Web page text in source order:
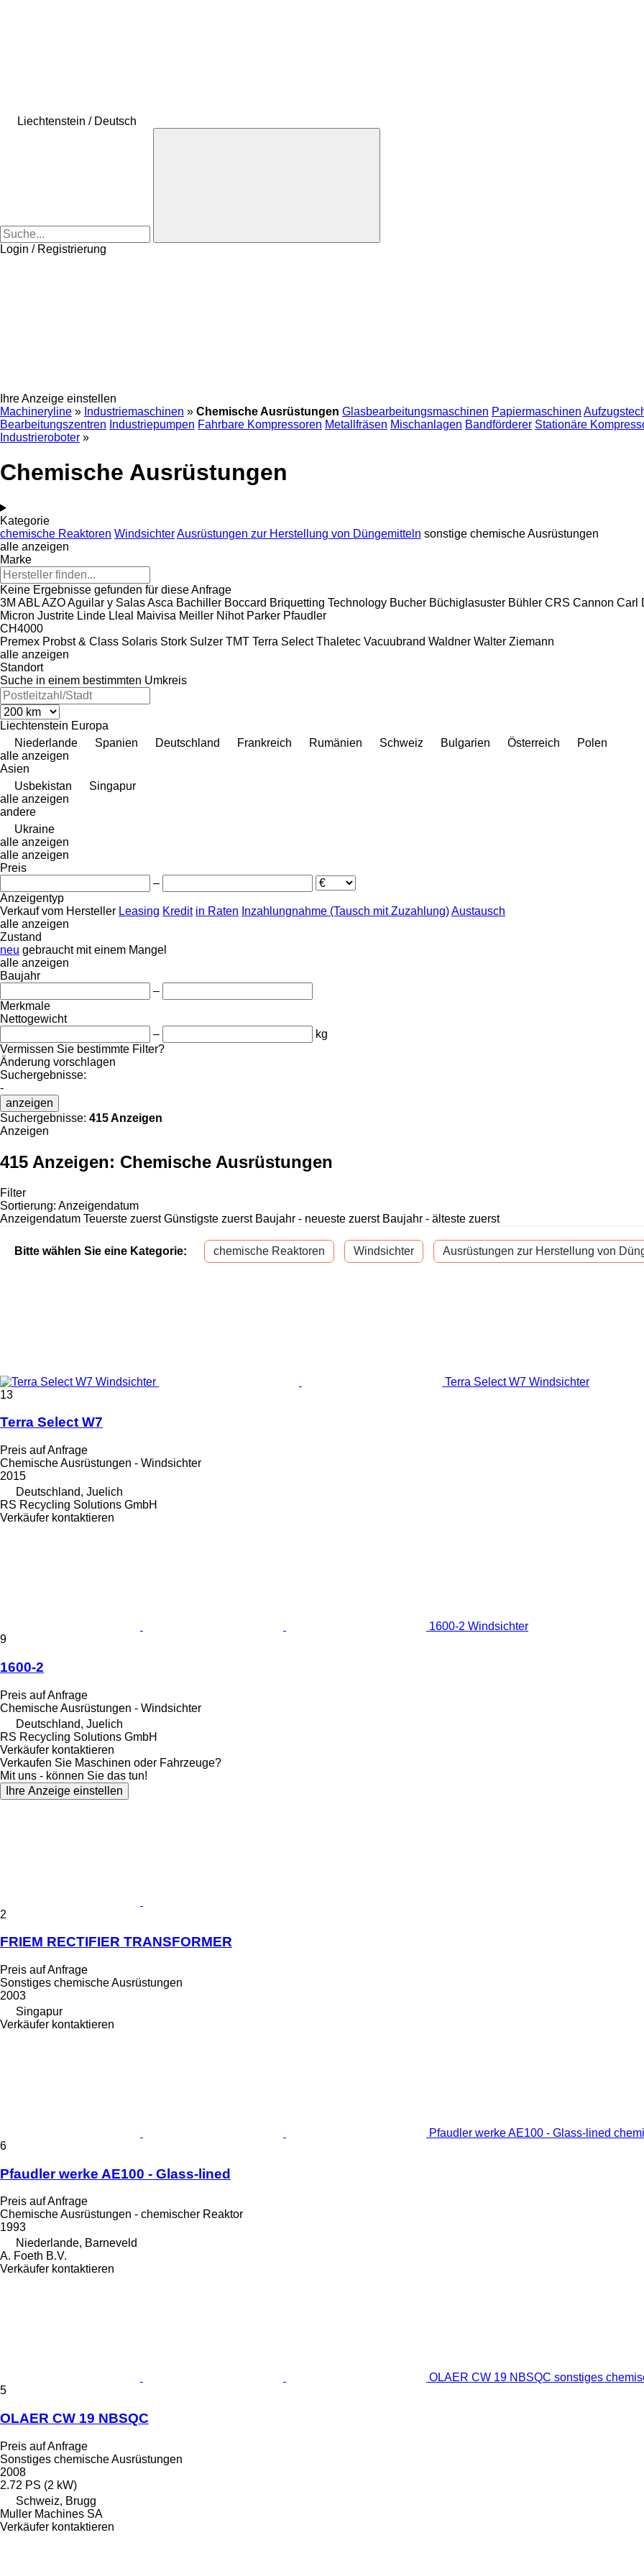
Liechtenstein / Deutsch
Login / Registrierung
Ihre Anzeige einstellen
Machineryline » Industriemaschinen » Chemische Ausrüstungen Glasbearbeitungsmaschinen Papiermaschinen
Bearbeitungszentren Industriepumpen Fahrbare Kompressoren Metallfräsen Mischanlagen Bandförderer Stationäre
Industrieroboter »
Chemische Ausrüstungen
Kategorie
chemische Reaktoren WindsichterAusrüstungen zur Herstellung von Düngemitteln sonstige chemische Ausrüstungen
alle anzeigen
Marke
Keine Ergebnisse gefunden für diese Anfrage
3M ABLAZOAguilar y SalasAsca Bachiller Boccard Briquetting Technology Bucher Büchiglasuster Bühler CRS Cannon Carl
Micron Justrite Linde Lleal Maivisa Meiller Nihot Parker Pfaudler
CH4000
Premex Probst & Class Solaris Stork Sulzer TMT Terra Select Thaletec Vacuubrand Waldner Walter Ziemann
alle anzeigen
Standort
Suche in einem bestimmten Umkreis
Liechtenstein Europa
Niederlande
Spanien Deutschland Frankreich Rumänien Schweiz Bulgarien Österreich
Polen
alle anzeigen
Asien
Usbekistan
Singapur
alle anzeigen
andere
Ukraine
alle anzeigen
alle anzeigen
Preis
–
Anzeigentyp
Verkauf vom Hersteller Leasing Kredit in Raten Inzahlungnahme (Tausch mit Zuzahlung)Austausch
alle anzeigen
Zustand
neu gebraucht mit einem Mangel
alle anzeigen
Baujahr
–
Merkmale
Nettogewicht
–
kg
Vermissen Sie bestimmte Filter?
Änderung vorschlagen
Suchergebnisse:
-
anzeigen
Suchergebnisse: 415 Anzeigen
Anzeigen
415 Anzeigen: Chemische Ausrüstungen
Filter
Sortierung: Anzeigendatum
Anzeigendatum Teuerste zuerst Günstigste zuerst Baujahr - neueste zuerst Baujahr - älteste zuerst
Bitte wählen Sie eine Kategorie: chemische Reaktoren Windsichter Ausrüstungen zur Herstellung von
Terra Select W7 Windsichter
13
Terra Select W7
Preis auf Anfrage
Chemische Ausrüstungen - Windsichter
2015
Deutschland, Juelich
RS Recycling Solutions GmbH
Verkäufer kontaktieren
1600-2 Windsichter
9
1600-2
Preis auf Anfrage
Chemische Ausrüstungen - Windsichter
Deutschland, Juelich
RS Recycling Solutions GmbH
Verkäufer kontaktieren
Verkaufen Sie Maschinen oder Fahrzeuge?
Mit uns - können Sie das tun!
Ihre Anzeige einstellen
2
FRIEM RECTIFIER TRANSFORMER
Preis auf Anfrage
Sonstiges chemische Ausrüstungen
2003
Singapur
Verkäufer kontaktieren
Pfaudler werke AE100 - Glass-lined
6
Pfaudler werke AE100 - Glass-lined
Preis auf Anfrage
Chemische Ausrüstungen - chemischer Reaktor
1993
Niederlande, Barneveld
A. Foeth B.V.
Verkäufer kontaktieren
OLAER CW 19 NBSQC sonstiges
5
OLAER CW 19 NBSQC
Preis auf Anfrage
Sonstiges chemische Ausrüstungen
2008
2.72 PS (2 kW)
Schweiz, Brugg
Muller Machines SA
Verkäufer kontaktieren